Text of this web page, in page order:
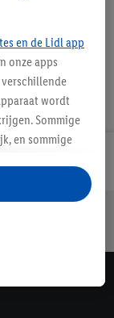
en de Lidl app
onze apps
wordt
Sommige
en sommige
en
Lidl-diensten.
ook voor de